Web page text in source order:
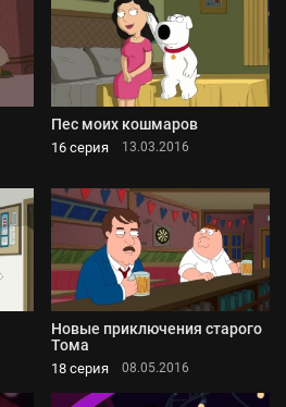
Пес моих кошмаров
16 серия 13.03.2016
Новые приключения старого
Тома
18 серия 08.05.2016